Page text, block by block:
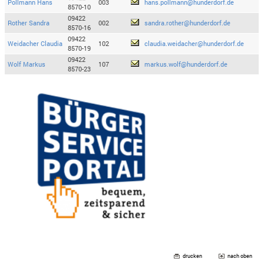
Pollmann Hans
8570-10
003 hans.pollmann@hunderdorf.de
Rother Sandra
09422
8570-16
002 sandra.rother@hunderdorf.de
Weidacher Claudia
09422
8570-19
102 claudia.weidacher@hunderdorf.de
Wolf Markus
09422
8570-23
107 markus.wolf@hunderdorf.de
drucken nach oben